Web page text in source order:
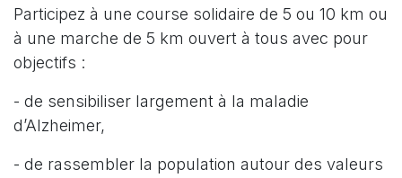
Participez à une course solidaire de 5 ou 10 km ou
à une marche de 5 km ouvert à tous avec pour
objectifs :
- de sensibiliser largement à la maladie
d’Alzheimer,
- de rassembler la population autour des valeurs